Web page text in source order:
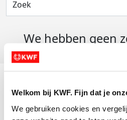
Welkom bij KWF. Fijn dat je
We gebruiken cookies en
We hebben geen
Actiematerialen
Evenementen